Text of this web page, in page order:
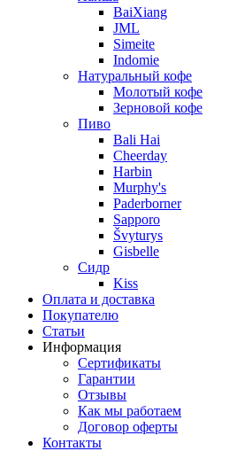
BaiXiang
JML
Simeite
Indomie
Натуральный кофе
Молотый кофе
Зерновой кофе
Пиво
Bali Hai
Cheerday
Harbin
Murphy's
Paderborner
Sapporo
Švyturys
Gisbelle
Сидр
Kiss
Оплата и доставка
Покупателю
Статьи
Информация
Сертификаты
Гарантии
Отзывы
Как мы работаем
Договор оферты
Контакты